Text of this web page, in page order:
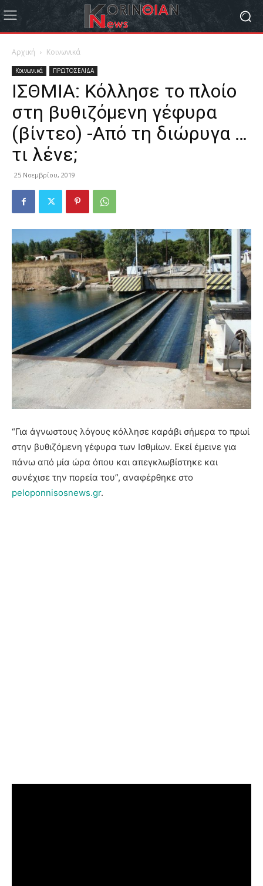
Αρχική Κοινωνικά
Κοινωνικά ΠΡΩΤΟΣΕΛΙΔΑ
ΙΣΘΜΙΑ: Κόλλησε το πλοίο
στη βυθιζόμενη γέφυρα
(βίντεο) -Από τη διώρυγα …
τι λένε;
25 Νοεμβρίου, 2019
“Για άγνωστους λόγους κόλλησε καράβι σήμερα το πρωί
στην βυθιζόμενη γέφυρα των Ισθμίων. Εκεί έμεινε για
πάνω από μία ώρα όπου και απεγκλωβίστηκε και
συνέχισε την πορεία του”, αναφέρθηκε στο
peloponnisosnews.gr.